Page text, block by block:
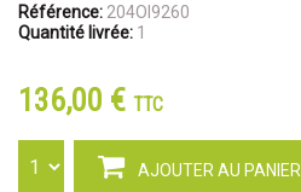
Référence: 204OI9260
Quantité livrée: 1
136,00 € TTC
AJOUTER AU PANIER